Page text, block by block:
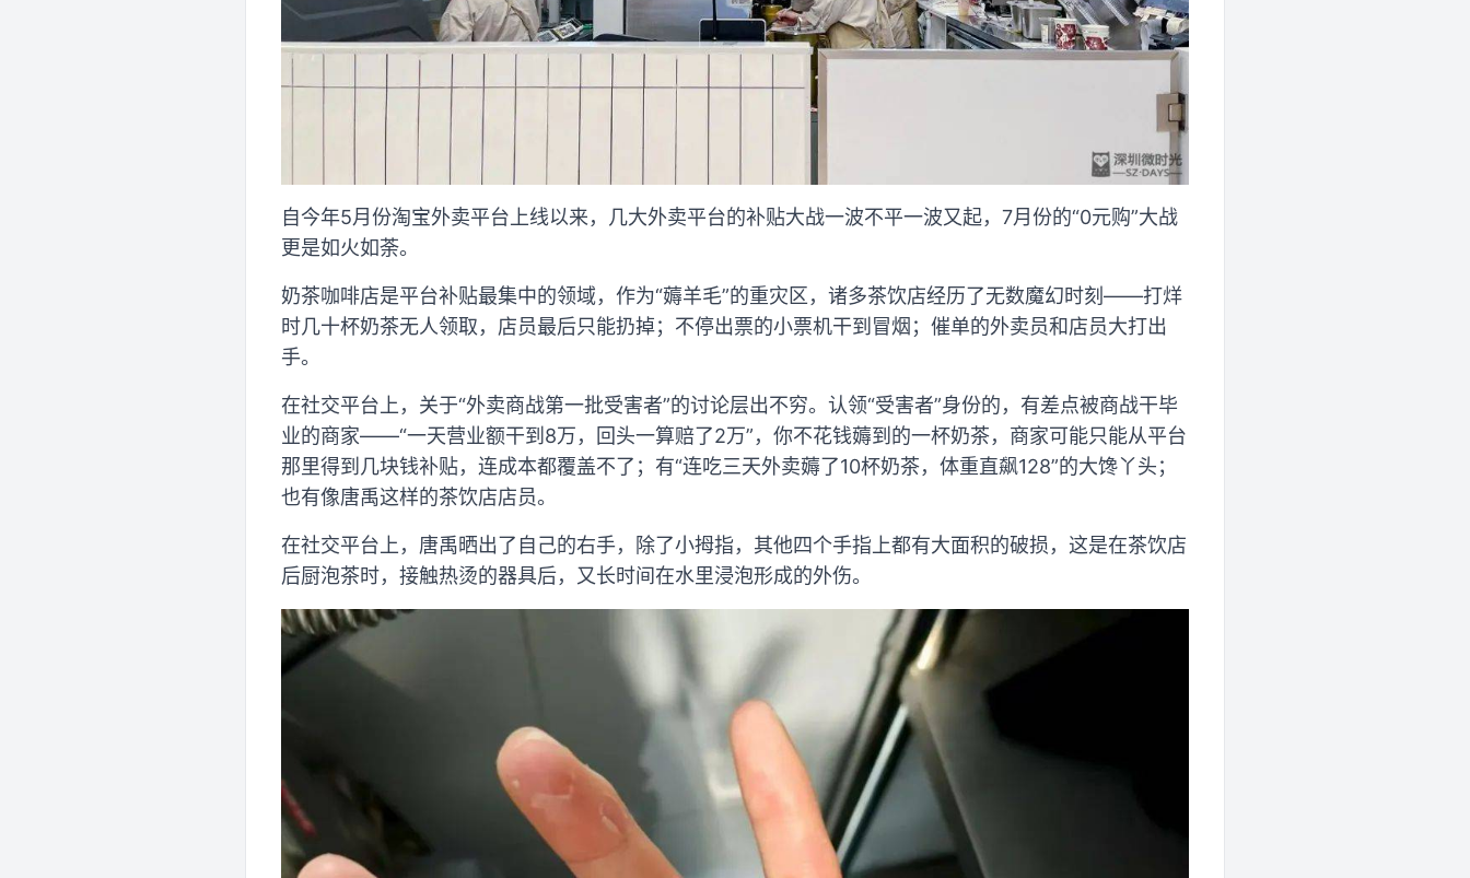
自今年5月份淘宝外卖平台上线以来，几大外卖平台的补贴大战一波不平一波又起，7月份的“0元购”大战
更是如火如荼。
奶茶咖啡店是平台补贴最集中的领域，作为“薅羊毛”的重灾区，诸多茶饮店经历了无数魔幻时刻——打烊
时几十杯奶茶无人领取，店员最后只能扔掉；不停出票的小票机干到冒烟；催单的外卖员和店员大打出
手。
在社交平台上，关于“外卖商战第一批受害者”的讨论层出不穷。认领“受害者”身份的，有差点被商战干毕
业的商家——“一天营业额干到8万，回头一算赔了2万”，你不花钱薅到的一杯奶茶，商家可能只能从平台
那里得到几块钱补贴，连成本都覆盖不了；有“连吃三天外卖薅了10杯奶茶，体重直飙128”的大馋丫头；
也有像唐禹这样的茶饮店店员。
在社交平台上，唐禹晒出了自己的右手，除了小拇指，其他四个手指上都有大面积的破损，这是在茶饮店
后厨泡茶时，接触热烫的器具后，又长时间在水里浸泡形成的外伤。